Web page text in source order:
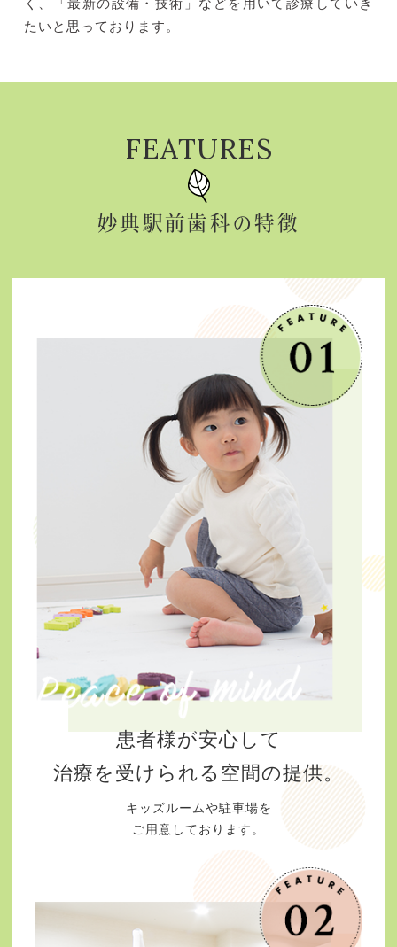
く、「最新の設備・技術」などを用いて診療していき
たいと思っております。
FEATURES
妙典駅前歯科の特徴
患者様が安心して
治療を受けられる空間の提供。
キッズルームや駐車場を
ご用意しております。